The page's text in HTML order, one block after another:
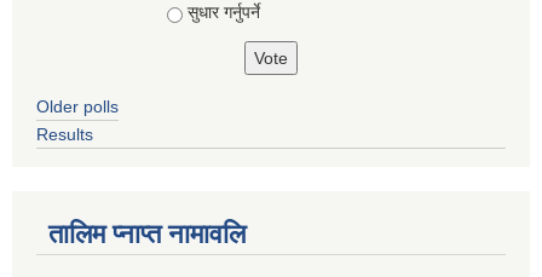
सुधार गर्नुपर्ने
Older polls
Results
तालिम प्नाप्त नामावलि